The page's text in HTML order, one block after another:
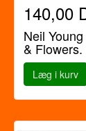
140,00
Neil
&
Læg i kurv